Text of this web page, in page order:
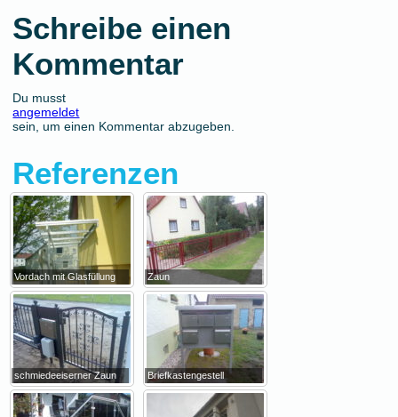
Schreibe einen
Kommentar
Du musst
angemeldet
sein, um einen Kommentar abzugeben.
Referenzen
Vordach mit Glasfüllung Zaun
schmiedeeiserner Zaun Briefkastengestell